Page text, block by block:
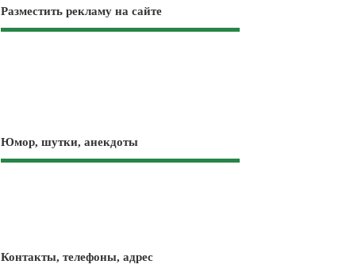
Разместить рекламу на сайте
Юмор, шутки, анекдоты
Контакты, телефоны, адрес